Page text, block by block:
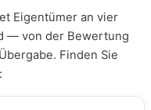
Eigentümer an vier
— von der Bewertung
Finden Sie